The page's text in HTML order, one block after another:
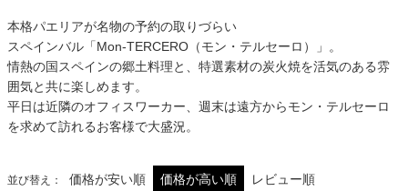
本格パエリアが名物の予約の取りづらい
スペインバル「Mon-TERCERO（モン・テルセーロ）」。
情熱の国スペインの郷土料理と、特選素材の炭火焼を活気のある雰
囲気と共に楽しめます。
平日は近隣のオフィスワーカー、週末は遠方からモン・テルセーロ
を求めて訪れるお客様で大盛況。
並び替え 価格が安い順 価格が高い順 レビュー順